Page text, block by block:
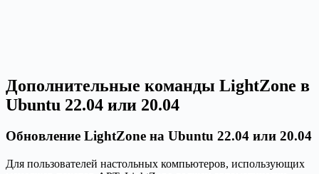
Дополнительные команды LightZone в
Ubuntu 22.04 или 20.04
Обновление LightZone на Ubuntu 22.04 или 20.04
Для пользователей настольных компьютеров, использующих